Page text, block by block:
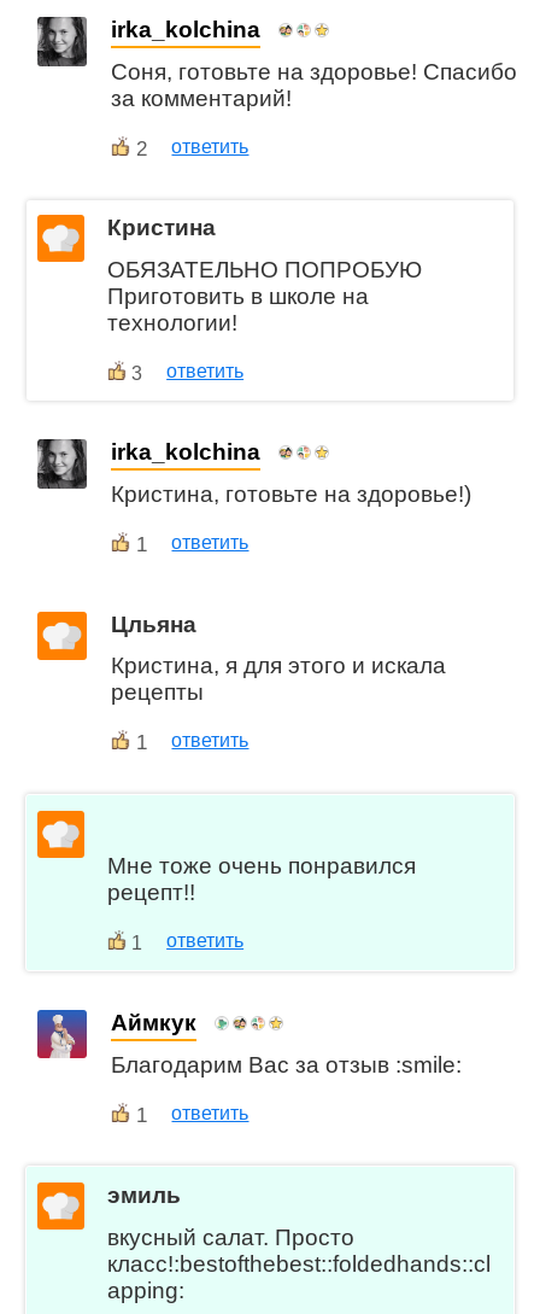
irka_kolchina
Соня, готовьте на здоровье! Спасибо
за комментарий!
2 ответить
Кристина
ОБЯЗАТЕЛЬНО ПОПРОБУЮ
Приготовить в школе на
технологии!
3 ответить
irka_kolchina
Кристина, готовьте на здоровье!)
1 ответить
Цльяна
Кристина, я для этого и искала
рецепты
1 ответить
Мне тоже очень понравился
рецепт!!
1 ответить
Аймкук
Благодарим Вас за отзыв :smile:
1 ответить
эмиль
вкусный салат. Просто
класс!:bestofthebest::foldedhands::cl
apping: